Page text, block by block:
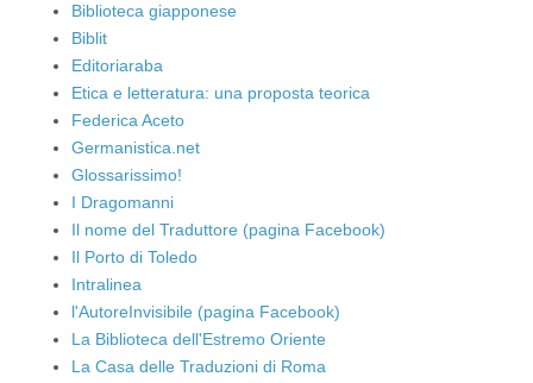
Biblioteca giapponese
Biblit
Editoriaraba
Etica e letteratura: una proposta teorica
Federica Aceto
Germanistica.net
Glossarissimo!
I Dragomanni
Il nome del Traduttore (pagina Facebook)
Il Porto di Toledo
Intralinea
l'AutoreInvisibile (pagina Facebook)
La Biblioteca dell'Estremo Oriente
La Casa delle Traduzioni di Roma